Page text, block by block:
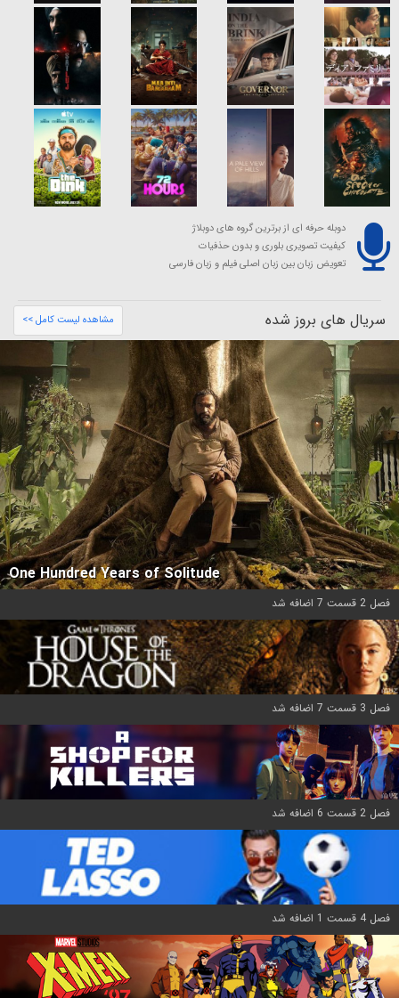
دوبله حرفه ای از برترین گروه های دوبلاژ
کیفیت تصویری بلوری و بدون حذفیات
تعویض زبان بین زبان اصلی فیلم و زبان فارسی
سریال های بروز شده مشاهده لیست کامل >>
One Hundred Years of Solitude
فصل 2 قسمت 7 اضافه شد
فصل 3 قسمت 7 اضافه شد
فصل 2 قسمت 6 اضافه شد
فصل 4 قسمت 1 اضافه شد